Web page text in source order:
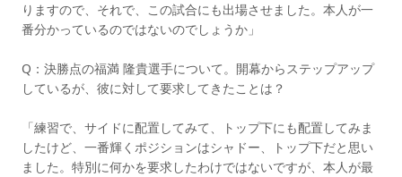
りますので、それで、この試合にも出場させました。本人が一
番分かっているのではないのでしょうか」
Q：決勝点の福満 隆貴選手について。開幕からステップアップ
しているが、彼に対して要求してきたことは？
「練習で、サイドに配置してみて、トップ下にも配置してみま
したけど、一番輝くポジションはシャドー、トップ下だと思い
ました。特別に何かを要求したわけではないですが、本人が最